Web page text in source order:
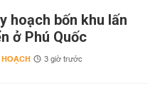
hoạch bốn khu lấn
ở Phú Quốc
3 giờ trước